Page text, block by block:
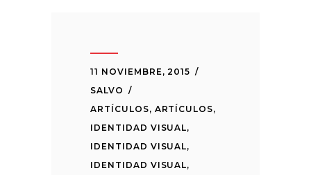
11 NOVIEMBRE, 2015
SALVO
ARTÍCULOS, ARTÍCULOS,
IDENTIDAD VISUAL,
IDENTIDAD VISUAL,
IDENTIDAD VISUAL,